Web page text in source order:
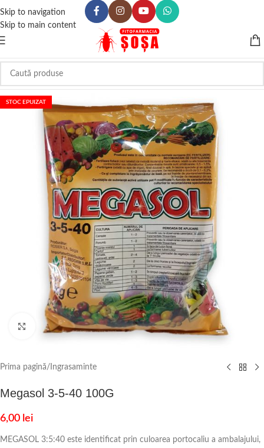
Skip to navigation
Skip to main content
STOC EPUIZAT
Click to enlarge
Prima pagină/ Ingrasaminte
Megasol 3-5-40 100G
6,00 lei
MEGASOL 3:5:40 este identificat prin culoarea portocaliu a ambalajului,